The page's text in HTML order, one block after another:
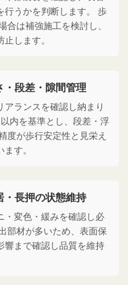
行うかを判断します。 歩
は補強施工を検討し、
します。
・段差・隙間管理
ランスを確認し納まり
内を基準とし、段差・浮
度が歩行安定性と見栄え
す。
・長押の状態維持
・変色・緩みを確認し必
部材が多いため、表面保
響まで確認し品質を維持